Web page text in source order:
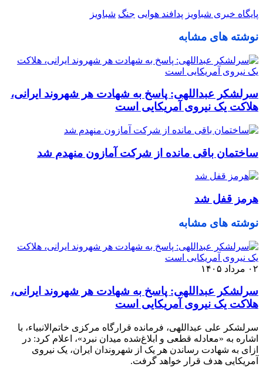
پایگاه خبری شباویز پدافند هوایی جنگ شباویز
نوشته های مشابه
سرلشکر عبداللهی: پاسخ به شهادت هر شهروند ایرانی،
هلاکت یک نیروی آمریکایی است
ساختمان باقی مانده از شرکت آمازون منهدم شد
هرمز قفل شد
نوشته های مشابه
۰۲ مرداد ۱۴۰۵
سرلشکر عبداللهی: پاسخ به شهادت هر شهروند ایرانی،
هلاکت یک نیروی آمریکایی است
سرلشکر علی عبداللهی، فرمانده قرارگاه مرکزی خاتم‌الانبیاء، با
اشاره به «معادله قطعی و ابلاغ‌شده میدان نبرد»، اعلام کرد: در
ازای به شهادت رساندن هر یک از شهروندان ایران، یک نیروی
آمریکایی هدف قرار خواهد گرفت.